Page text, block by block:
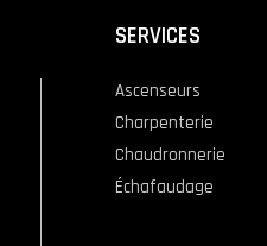
SERVICES
Ascenseurs
Charpenterie
Chaudronnerie
Échafaudage